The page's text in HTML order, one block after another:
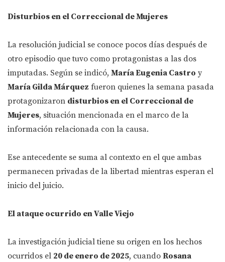
Disturbios en el Correccional de Mujeres
La resolución judicial se conoce pocos días después de
otro episodio que tuvo como protagonistas a las dos
imputadas. Según se indicó, María Eugenia Castro y
María Gilda Márquez fueron quienes la semana pasada
protagonizaron disturbios en el Correccional de
Mujeres, situación mencionada en el marco de la
información relacionada con la causa.
Ese antecedente se suma al contexto en el que ambas
permanecen privadas de la libertad mientras esperan el
inicio del juicio.
El ataque ocurrido en Valle Viejo
La investigación judicial tiene su origen en los hechos
ocurridos el 20 de enero de 2025, cuando Rosana